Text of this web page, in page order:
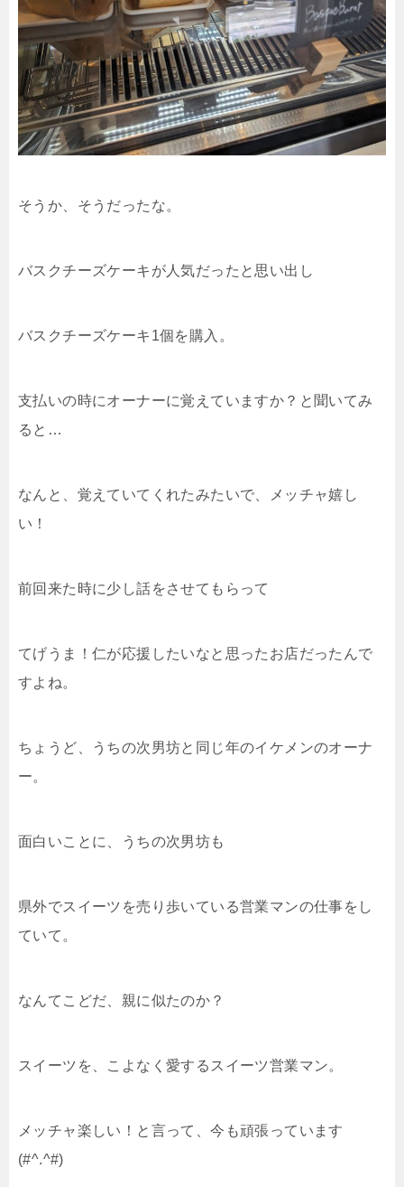
そうか、そうだったな。
バスクチーズケーキが人気だったと思い出し
バスクチーズケーキ1個を購入。
支払いの時にオーナーに覚えていますか？と聞いてみ
ると…
なんと、覚えていてくれたみたいで、メッチャ嬉し
い！
前回来た時に少し話をさせてもらって
てげうま！仁が応援したいなと思ったお店だったんで
すよね。
ちょうど、うちの次男坊と同じ年のイケメンのオーナ
ー。
面白いことに、うちの次男坊も
県外でスイーツを売り歩いている営業マンの仕事をし
ていて。
なんてこどだ、親に似たのか？
スイーツを、こよなく愛するスイーツ営業マン。
メッチャ楽しい！と言って、今も頑張っています
(#^.^#)